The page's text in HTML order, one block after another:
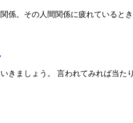
係。その人間関係に疲れている
きましょう。 言われてみれば当